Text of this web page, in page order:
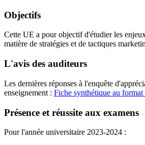
Objectifs
Cette UE a pour objectif d'étudier les
matière de stratégies et de tactiques
L'avis des auditeurs
Les dernières réponses à l'enquête
enseignement : Fiche synthétique au
Présence et réussite aux examens
Pour l'année universitaire 2023-2024 :